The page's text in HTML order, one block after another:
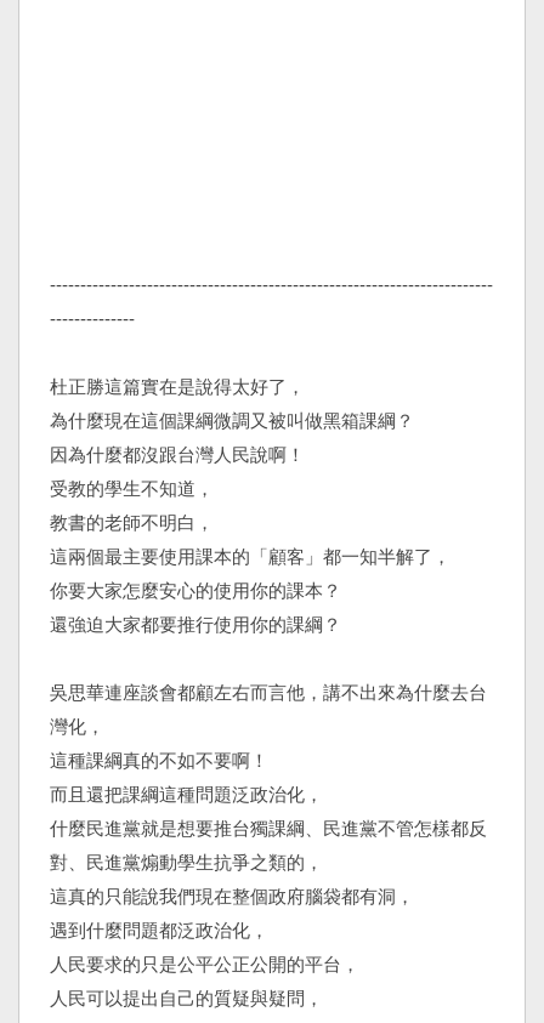
-------------------------------------------------------------------------
--------------
杜正勝這篇實在是說得太好了，
為什麼現在這個課綱微調又被叫做黑箱課綱？
因為什麼都沒跟台灣人民說啊！
受教的學生不知道，
教書的老師不明白，
這兩個最主要使用課本的「顧客」都一知半解了，
你要大家怎麼安心的使用你的課本？
還強迫大家都要推行使用你的課綱？
吳思華連座談會都顧左右而言他，講不出來為什麼去台
灣化，
這種課綱真的不如不要啊！
而且還把課綱這種問題泛政治化，
什麼民進黨就是想要推台獨課綱、民進黨不管怎樣都反
對、民進黨煽動學生抗爭之類的，
這真的只能說我們現在整個政府腦袋都有洞，
遇到什麼問題都泛政治化，
人民要求的只是公平公正公開的平台，
人民可以提出自己的質疑與疑問，